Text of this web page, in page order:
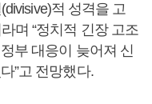
적 성격을 고
며 “정치적 긴장 고조
부 대응이 늦어져 신
”고 전망했다.